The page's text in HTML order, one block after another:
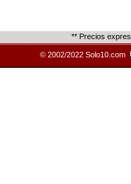
** Precios
© 2002/2022 Solo10.com